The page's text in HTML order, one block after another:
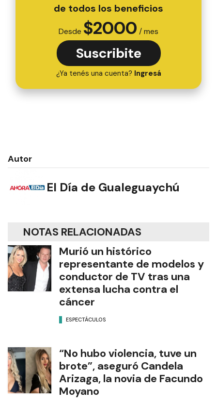
de todos los beneficios
Desde $2000 / mes
Suscribite
¿Ya tenés una cuenta? Ingresá
Autor
El Día de Gualeguaychú
NOTAS RELACIONADAS
Murió un histórico
representante de modelos y
conductor de TV tras una
extensa lucha contra el
cáncer
ESPECTÁCULOS
“No hubo violencia, tuve un
brote”, aseguró Candela
Arizaga, la novia de Facundo
Moyano